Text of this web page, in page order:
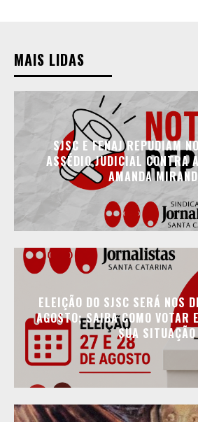
MAIS LIDAS
SJSC E FENAJ REPUDIAM
ASSÉDIO JUDICIAL CONTRA
AMANDA
ELEIÇÃO DO SJSC SERÁ NOS
AGOSTO; SAIBA COMO VOTAR
SUA SITUAÇÃO